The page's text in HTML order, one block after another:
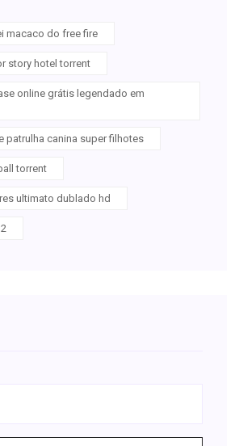
macaco do free fire
story hotel torrent
online grátis legendado em
patrulha canina super filhotes
torrent
ultimato dublado hd